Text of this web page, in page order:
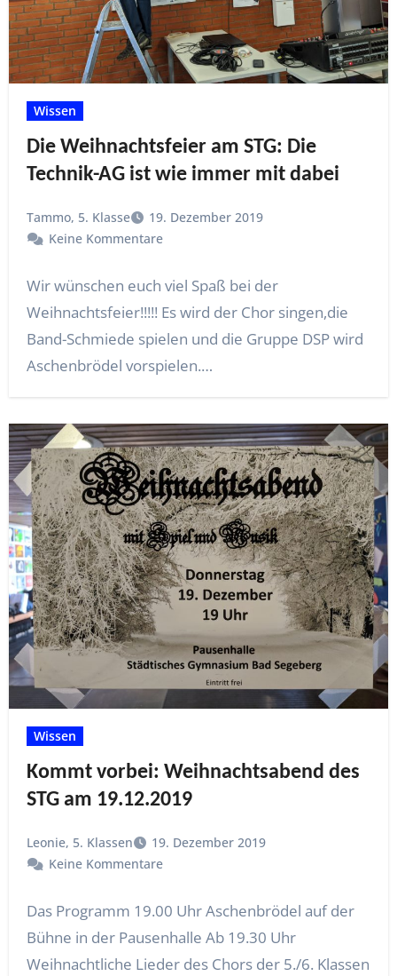
Wissen
Die Weihnachtsfeier am STG: Die
Technik-AG ist wie immer mit dabei
Tammo, 5. Klasse
19. Dezember 2019
Keine Kommentare
Wir wünschen euch viel Spaß bei der
Weihnachtsfeier!!!!! Es wird der Chor singen,die
Band-Schmiede spielen und die Gruppe DSP wird
Aschenbrödel vorspielen.…
Wissen
Kommt vorbei: Weihnachtsabend des
STG am 19.12.2019
Leonie, 5. Klassen
19. Dezember 2019
Keine Kommentare
Das Programm 19.00 Uhr Aschenbrödel auf der
Bühne in der Pausenhalle Ab 19.30 Uhr
Weihnachtliche Lieder des Chors der 5./6. Klassen